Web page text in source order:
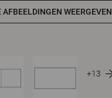
AFBEELDINGEN WEERGEVEN
+13